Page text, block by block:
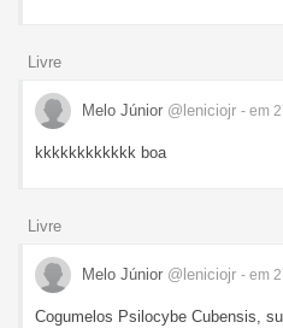
Livre
Melo Júnior @leniciojr - em
kkkkkkkkkkkk boa
Livre
Melo Júnior @leniciojr - em
Cogumelos Psilocybe Cubensis,